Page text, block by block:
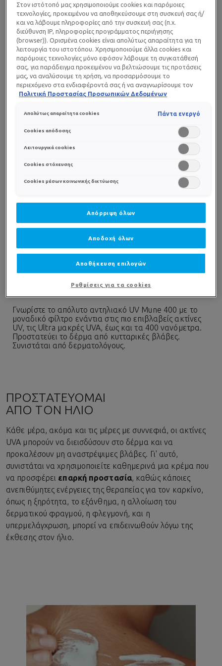
ιδιαιτέρως ευαίσθητες στον ήλιο, γι’ αυτό και υπάρχουν
αυξημένες πιθανότητες να παρουσιάσουν
υπερμελάγχρωση (σκούρυνση του δέρματος).
Οι ακτίνες UVB αντιστοιχούν στο 5% της υπεριώδους
ακτινοβολίας. Είναι ακτίνες πολύ υψηλής ενέργειας και,
μολονότι εμποδίζονται από τα σύννεφα και το γυαλί,
μπορούν να εισχωρήσουν στην επιδερμίδα. Οι ακτίνες
αυτές ευθύνονται για το μαύρισμα, αλλά και για το
του δέρματος.
ΑΝΑΚΑΛΥΨΤΕ ΤΟ ANTHELIOS
Play video
Γνωρίστε το απόλυτο αντηλιακό UV Mune 400 με το
μοναδικό φίλτρο ενάντια στις πιο επιβλαβείς ακτίνες
UV, τις Ultra μακρές UVA, έως και τα 400 νανόμετρα.
Προστατεύει το δέρμα από κυτταρικές βλάβες.
Συνιστάται από δερματολόγους.
ΠΡΟΣΤΑΤΕΥΟΜΑΙ
ΑΠΟ ΤΟΝ ΗΛΙΟ
Κάθε μέρα, ακόμα και τις μέρες με συννεφιά, οι ακτίνες
UVA μπορούν να διεισδύσουν στο δέρμα και να
προκαλέσουν μη αναστρέψιμες βλάβες. Γι' αυτό,
συνιστάται να χρησιμοποιείτε καθημερινά μια κρέμα που
να προσφέρει επαρκή προστασία, καθώς κάποιες
ανεπιθύμητες ενέργειες της θεραπείας για τον καρκίνο,
όπως η ξηρότητα, το εξάνθημα, η αλλοίωση του
δερματικού φραγμού, η φλεγμονή, και η
υπερμελάγχρωση, μπορεί να επιδεινωθούν λόγω της
έκθεσης στον ήλιο.
Στον ιστότοπό μας χρησιμοποιούμε cookies και παρόμοιες
τεχνολογίες, προκειμένου να αποθηκεύσουμε στη συσκευή σας ή/
και να λάβουμε πληροφορίες από την συσκευή σας (π.χ.
διεύθυνση IP, πληροφορίες προγράμματος περιήγησης
(browser)). Ορισμένα cookies είναι απολύτως απαραίτητα για τη
λειτουργία του ιστοτόπου. Χρησιμοποιούμε άλλα cookies και
παρόμοιες τεχνολογίες μόνο εφόσον λάβουμε τη συγκατάθεσή
σας, για παράδειγμα προκειμένου να βελτιώσουμε τις προτάσεις
μας, να αναλύσουμε τη χρήση, να προσαρμόσουμε το
περιεχόμενο στα ενδιαφέροντά σας ή να αναγνωρίσουμε τον
browser/ τη συσκευή σας για τη δημιουργία προφίλ με τα
περιεχόμενο σε άλλες διαδικτυακές προτάσεις. Μπορείτε να
όλων»), να τα απορρίψετε («Απόρριψη όλων») ή να ρυθμίσετε και
να αποθηκεύσετε τις επιλογές σας («Αποθήκευση επιλογών»).
Μπορείτε επίσης, ανά πάσα στιγμή, να ελέγξετε και να ρυθμίσετε
εκ νέου τις επιλογές σας (επιλέγοντας το link «Ρυθμίσεις για τα
cookies»). Περισσότερες πληροφορίες μπορείτε να βρείτε στην
Πολιτική Προστασίας Προσωπικών Δεδομένων
Απολύτως απαραίτητα cookies Πάντα ενεργό
Cookies απόδοσης
Λειτουργικά cookies
Cookies στόχευσης
Cookies μέσων κοινωνικής δικτύωσης
Απόρριψη όλων
Αποδοχή όλων
Αποθήκευση επιλογών
Ρυθμίσεις για τα cookies